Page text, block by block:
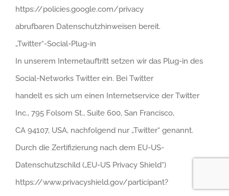
https://policies.google.com/privacy
abrufbaren Datenschutzhinweisen bereit.
„Twitter“-Social-Plug-in
In unserem Internetauftritt setzen wir das Plug-in des
Social-Networks Twitter ein. Bei Twitter
handelt es sich um einen Internetservice der Twitter
Inc., 795 Folsom St., Suite 600, San Francisco,
CA 94107, USA, nachfolgend nur „Twitter“ genannt.
Durch die Zertifizierung nach dem EU-US-
Datenschutzschild („EU-US Privacy Shield“)
https://www.privacyshield.gov/participant?